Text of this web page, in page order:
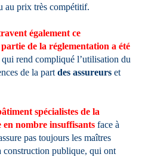
au prix très compétitif.
également ce
de la réglementation a été
qui rend compliqué l’utilisation du
de la part des assureurs et
spécialistes de la
en nombre insuffisants face à
pas toujours les maîtres
construction publique, qui ont